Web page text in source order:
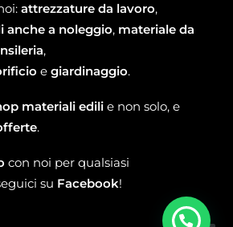
attrezzature da lavoro,
anche a noleggio, materiale da
,
e giardinaggio.
materiali edili e non solo, e
.
con noi per qualsiasi
su Facebook!